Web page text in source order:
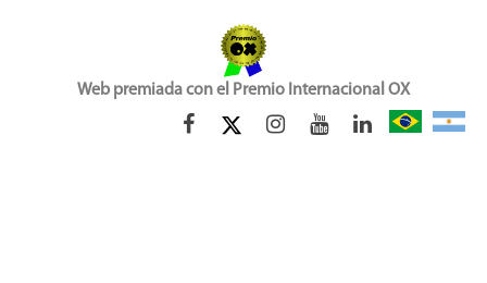
Web premiada con el Premio Internacional OX